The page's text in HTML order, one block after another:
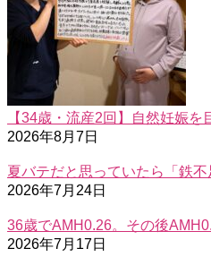
【34歳・流産2回】自然妊娠
2026年8月7日
夏バテだと思っていたら「鉄
2026年7月24日
36歳でAMH0.26。その後
2026年7月17日